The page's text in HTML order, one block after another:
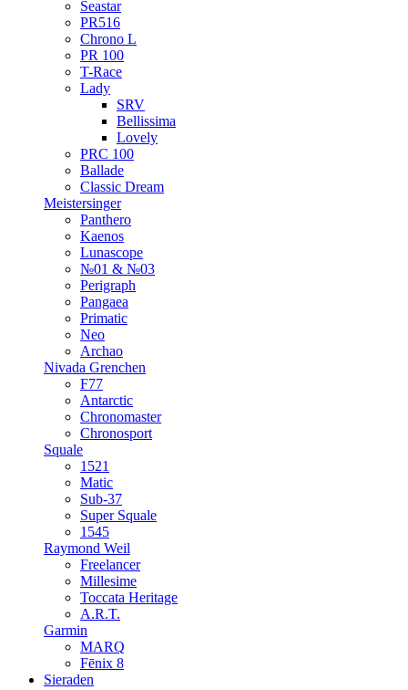
Seastar
PR516
Chrono L
PR 100
T-Race
Lady
SRV
Bellissima
Lovely
PRC 100
Ballade
Classic Dream
Meistersinger
Panthero
Kaenos
Lunascope
№01 & №03
Perigraph
Pangaea
Primatic
Neo
Archao
Nivada Grenchen
F77
Antarctic
Chronomaster
Chronosport
Squale
1521
Matic
Sub-37
Super Squale
1545
Raymond Weil
Freelancer
Millesime
Toccata Heritage
A.R.T.
Garmin
MARQ
Fēnix 8
Sieraden